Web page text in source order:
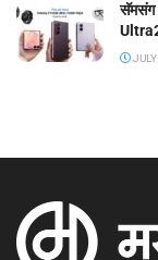
सॅमसंग